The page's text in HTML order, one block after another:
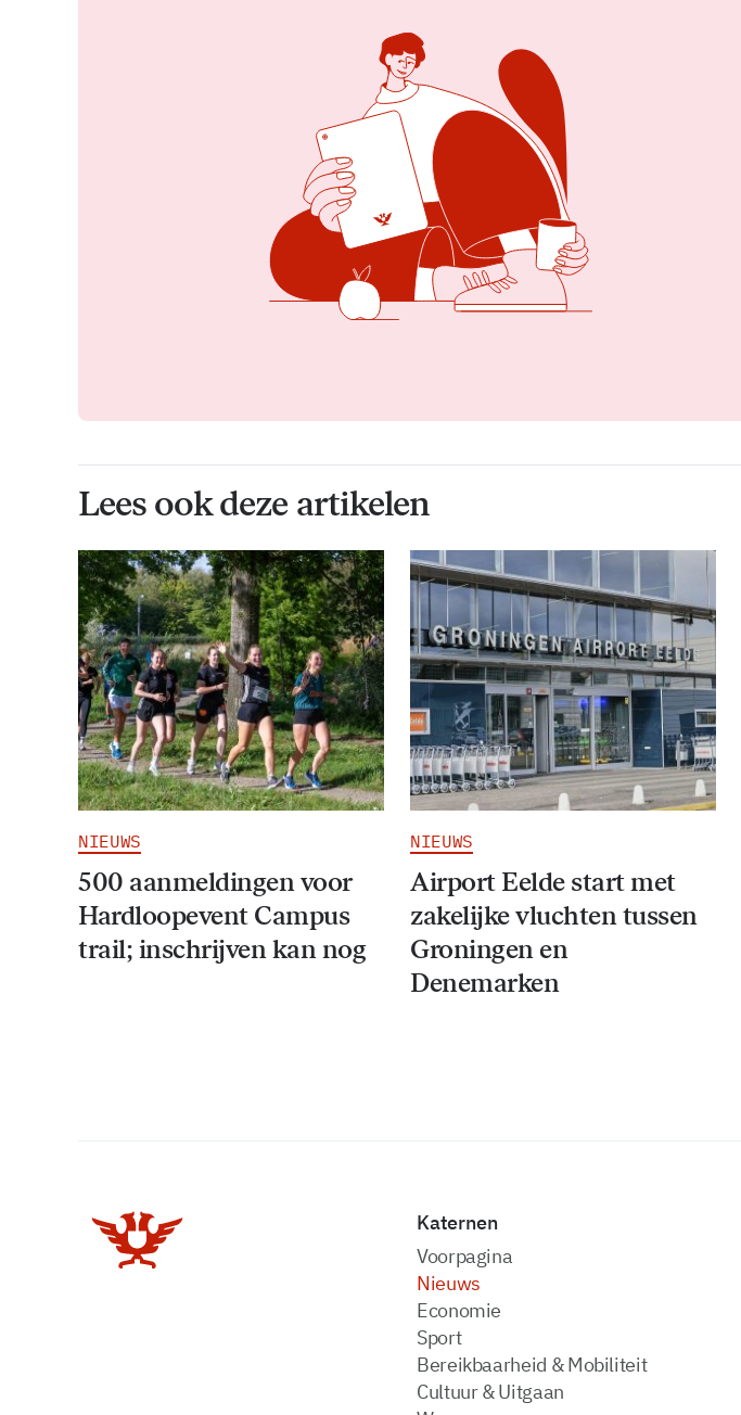
Lees ook deze artikelen
NIEUWS
500 aanmeldingen voor
Hardloopevent Campus
trail; inschrijven kan nog
NIEUWS
Airport Eelde start met
zakelijke vluchten tussen
Groningen en
Denemarken
Katernen
Voorpagina
Nieuws
Economie
Sport
Bereikbaarheid & Mobiliteit
Cultuur & Uitgaan